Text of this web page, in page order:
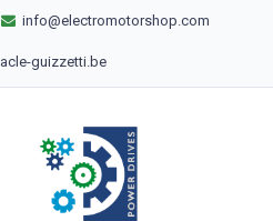
info@electromotorshop.com
guizzetti.be